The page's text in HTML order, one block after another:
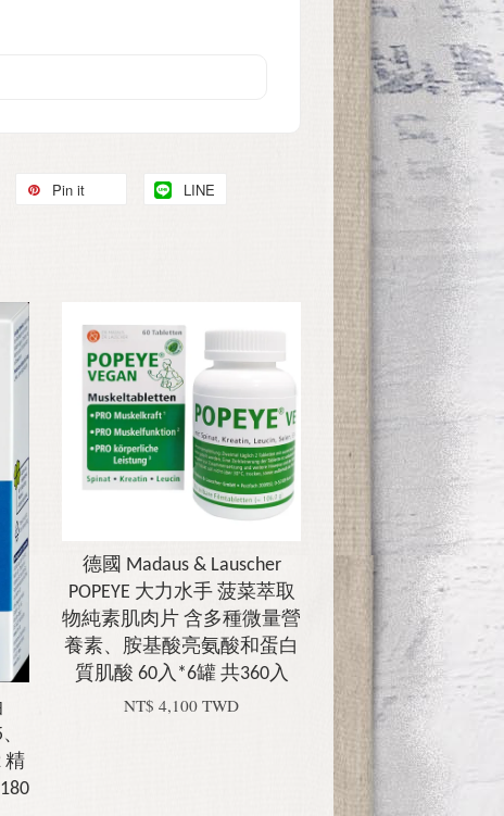
Pin it LINE
精
德國 Madaus & Lauscher
POPEYE 大力水手 菠菜萃取
物純素肌肉片 含多種微量營
養素、胺基酸亮氨酸和蛋白
質肌酸 60入*6罐 共360入
NT$ 4,100 TWD